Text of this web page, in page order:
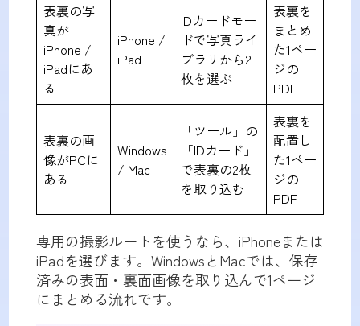
表裏の写
真が
iPhone /
iPadにあ
る
iPhone /
iPad
IDカードモー
ドで写真ライ
ブラリから2
枚を選ぶ
表裏を
まとめ
た1ペー
ジの
PDF
表裏の画
像がPCに
ある
Windows
/ Mac
「ツール」の
「IDカード」
で表裏の2枚
を取り込む
表裏を
配置し
た1ペー
ジの
PDF
専用の撮影ルートを使うなら、iPhoneまたは
iPadを選びます。WindowsとMacでは、保存
済みの表面・裏面画像を取り込んで1ページ
にまとめる流れです。